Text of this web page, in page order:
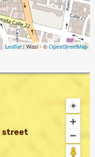
Leaflet | Wasi - ©OpenStreetMap
street